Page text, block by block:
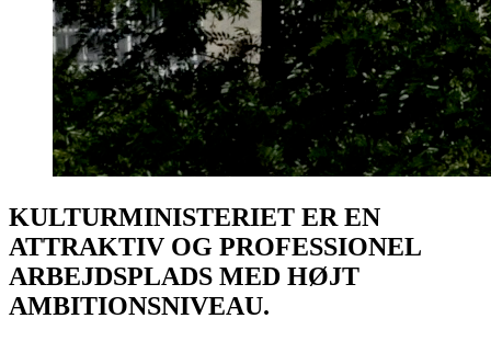
KULTURMINISTERIET ER EN
ATTRAKTIV OG PROFESSIONEL
ARBEJDSPLADS MED HØJT
AMBITIONSNIVEAU.